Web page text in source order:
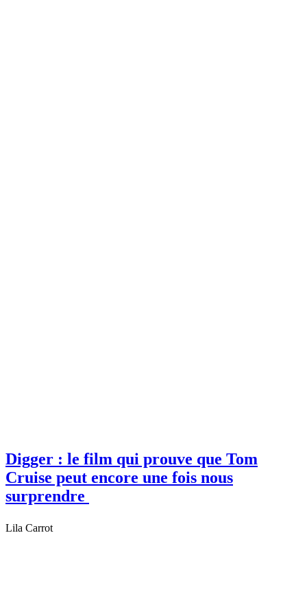
Digger : le film qui prouve que Tom
Cruise peut encore une fois nous
surprendre
Lila Carrot